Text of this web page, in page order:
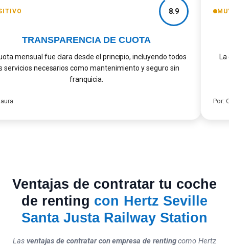
8.9
TRANSPARENCIA DE CUOTA
mensual fue clara desde el principio, incluyendo todos
necesarios como mantenimiento y seguro sin
franquicia.
La
Por:
Ventajas de contratar tu coche
de renting con Hertz Seville
Santa Justa Railway Station
Las ventajas de contratar con empresa de rentingcomo Hertz